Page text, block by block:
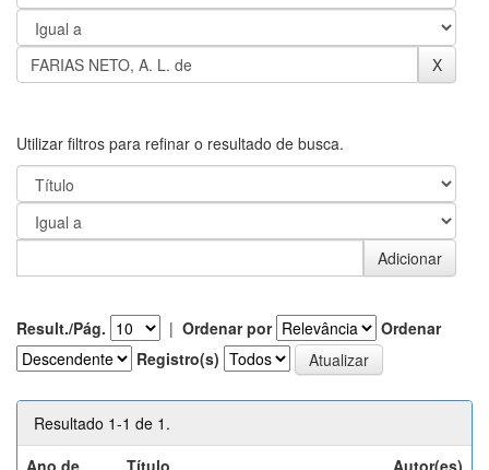
Utilizar filtros para refinar o resultado de busca.
Result./Pág. | Ordenar por
Ordenar
Registro(s)
Resultado 1-1 de 1.
Ano de
Título Autor(es)